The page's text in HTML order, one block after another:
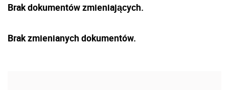
Brak dokumentów zmieniających.
Brak zmienianych dokumentów.